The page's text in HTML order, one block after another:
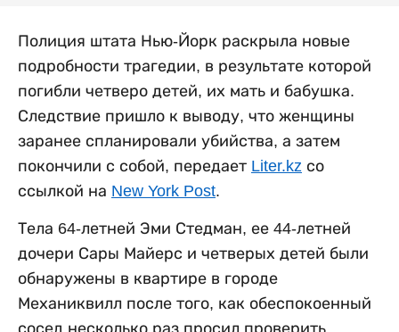
Полиция штата Нью-Йорк раскрыла новые
подробности трагедии, в результате которой
погибли четверо детей, их мать и бабушка.
Следствие пришло к выводу, что женщины
заранее спланировали убийства, а затем
покончили с собой, передает Liter.kz со
ссылкой на New York Post.
Тела 64-летней Эми Стедман, ее 44-летней
дочери Сары Майерс и четверых детей были
обнаружены в квартире в городе
Механиквилл после того, как обеспокоенный
сосед несколько раз просил проверить